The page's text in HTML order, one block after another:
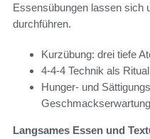
Essensübungen lassen sich
durchführen.
Kurzübung: drei tiefe
4-4-4 Technik als
Hunger- und
Langsames Essen und